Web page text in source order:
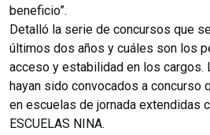
beneficio”.
Detalló la serie de concursos que
últimos dos años y cuáles son los
acceso y estabilidad en los cargos.
hayan sido convocados a concurso
en escuelas de jornada extendidas
ESCUELAS NINA.